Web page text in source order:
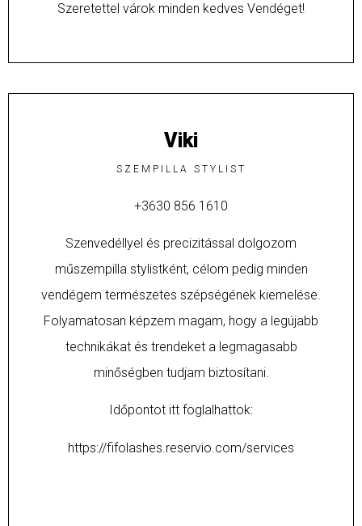
Szeretettel várok minden kedves Vendéget!
Viki
SZEMPILLA STYLIST
+3630 856 1610
Szenvedéllyel és precizitással dolgozom
műszempilla stylistként, célom pedig minden
vendégem természetes szépségének kiemelése.
Folyamatosan képzem magam, hogy a legújabb
technikákat és trendeket a legmagasabb
minőségben tudjam biztosítani.
Időpontot itt foglalhattok:
https://fifolashes.reservio.com/services